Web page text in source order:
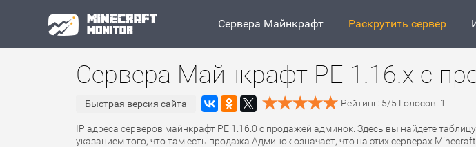
Сервера Майнкрафт Раскрутить сервер
Сервера Майнкрафт PE 1.16.x с
Быстрая версия сайта Рейтинг: 5/5 Голосов: 1
IP адреса серверов майнкрафт PE 1.16.0 с продажей админок. Здесь вы найдете
указанием того, что там есть продажа Админок означает, что на этих серверах